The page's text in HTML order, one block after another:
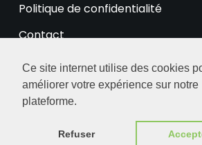
Ce site internet utilise des cookies
améliorer votre expérience sur notre
plateforme.
Refuser
Politique de confidentialité
Contact
© 2026 Ariqua Chocolaterie. Certaines